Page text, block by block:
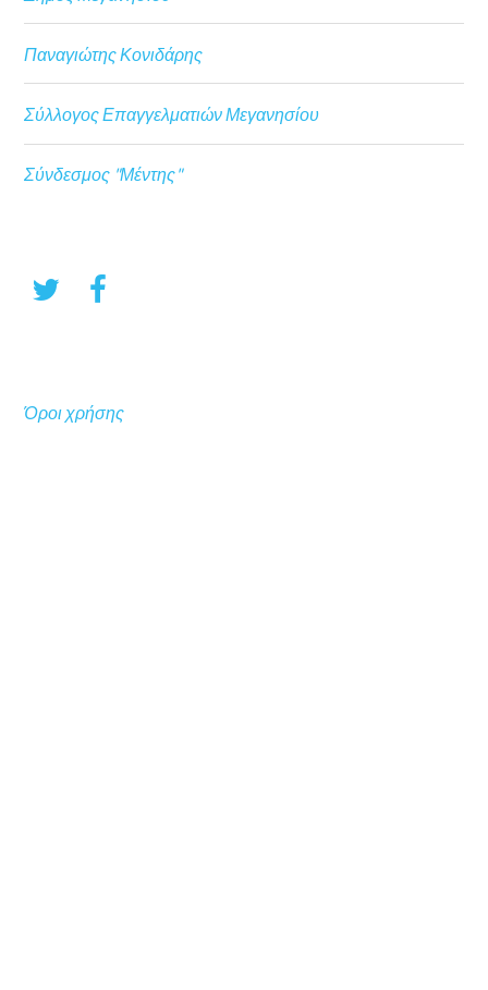
Παναγιώτης Κονιδάρης
Σύλλογος Επαγγελματιών Μεγανησίου
Σύνδεσμος "Μέντης"
Όροι χρήσης